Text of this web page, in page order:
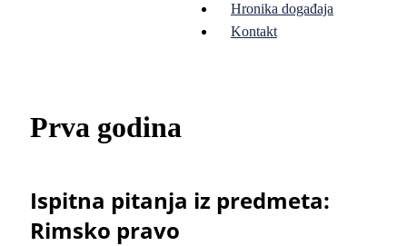
Hronika događaja
Kontakt
Prva godina
Ispitna pitanja iz predmeta:
Rimsko pravo